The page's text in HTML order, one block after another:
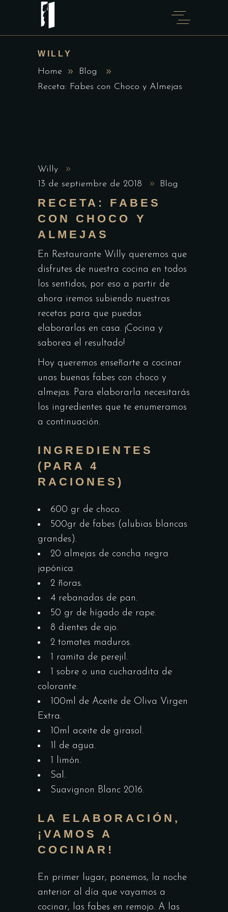
WILLY
Home
Blog
Receta: Fabes con Choco y Almejas
Willy
13 de septiembre de 2018
Blog
RECETA: FABES
CON CHOCO Y
ALMEJAS
En Restaurante Willy queremos que
disfrutes de nuestra cocina en todos
los sentidos, por eso a partir de
ahora iremos subiendo nuestras
recetas para que puedas
elaborarlas en casa. ¡Cocina y
saborea el resultado!
Hoy queremos enseñarte a cocinar
unas buenas fabes con choco y
almejas. Para elaborarla necesitarás
los ingredientes que te enumeramos
a continuación.
INGREDIENTES
(PARA 4
RACIONES)
600 gr de choco.
500gr de fabes (alubias blancas
grandes).
20 almejas de concha negra
japónica.
2 ñoras.
4 rebanadas de pan.
50 gr de hígado de rape.
8 dientes de ajo.
2 tomates maduros.
1 ramita de perejil.
1 sobre o una cucharadita de
colorante.
100ml de Aceite de Oliva Virgen
Extra.
10ml aceite de girasol.
1l de agua.
1 limón.
Sal.
Suavignon Blanc 2016.
LA ELABORACIÓN,
¡VAMOS A
COCINAR!
En primer lugar, ponemos, la noche
anterior al día que vayamos a
cocinar, las fabes en remojo. A las